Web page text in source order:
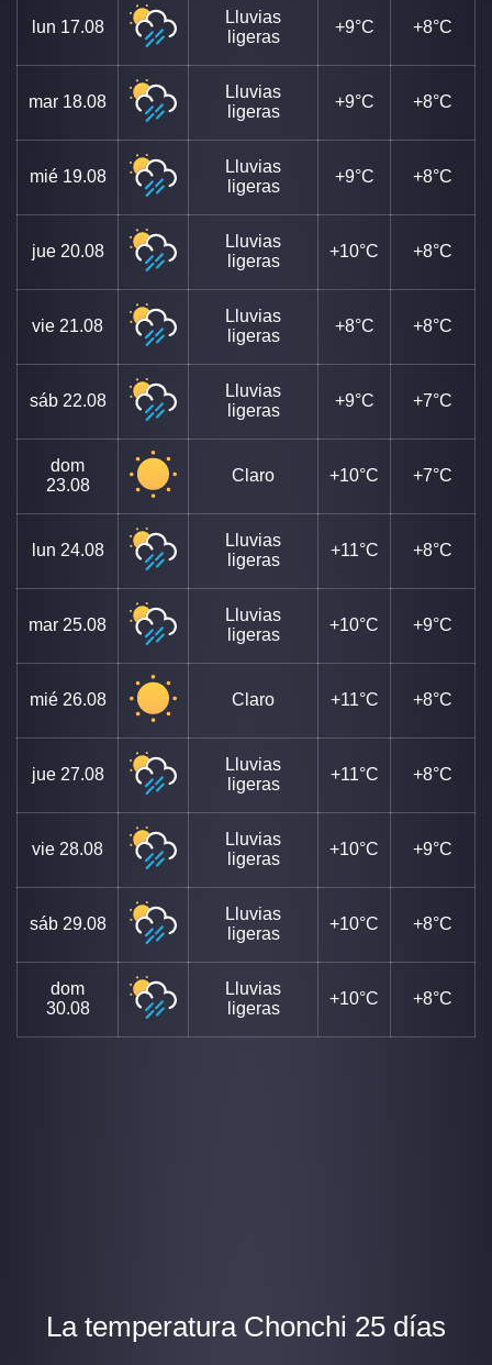
lun 17.08
Lluvias
ligeras
+9°C +8°C
mar 18.08
Lluvias
ligeras
+9°C +8°C
mié 19.08
Lluvias
ligeras
+9°C +8°C
jue 20.08
Lluvias
ligeras
+10°C +8°C
vie 21.08
Lluvias
ligeras
+8°C +8°C
sáb 22.08
Lluvias
ligeras
+9°C +7°C
dom
23.08
Claro +10°C +7°C
lun 24.08
Lluvias
ligeras
+11°C +8°C
mar 25.08
Lluvias
ligeras
+10°C +9°C
mié 26.08 Claro +11°C +8°C
jue 27.08
Lluvias
ligeras
+11°C +8°C
vie 28.08
Lluvias
ligeras
+10°C +9°C
sáb 29.08
Lluvias
ligeras
+10°C +8°C
dom
30.08
Lluvias
ligeras
+10°C +8°C
La temperatura Chonchi 25 días